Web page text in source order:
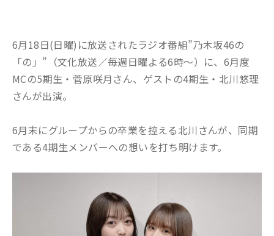
6月18日(日曜)に放送されたラジオ番組”乃木坂46の
「の」”（文化放送／毎週日曜よる6時～）に、6月度
MCの5期生・菅原咲月さん、ゲストの4期生・北川悠理
さんが出演。
6月末にグループからの卒業を控える北川さんが、同期
である4期生メンバーへの想いを打ち明けます。